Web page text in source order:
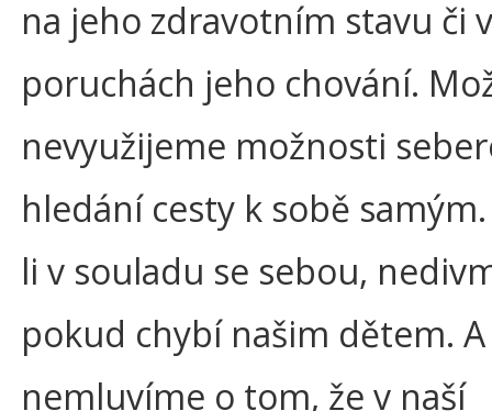
na jeho zdravotním stavu či v
poruchách jeho chování.
nevyužijeme možnosti
hledání cesty k sobě
li v souladu se sebou,
pokud chybí našim dětem.
nemluvíme o tom, že v naší